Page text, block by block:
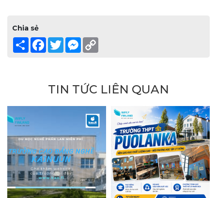
Chia sẻ
Share Facebook
TwitterMessenger
TIN TỨC LIÊN QUAN